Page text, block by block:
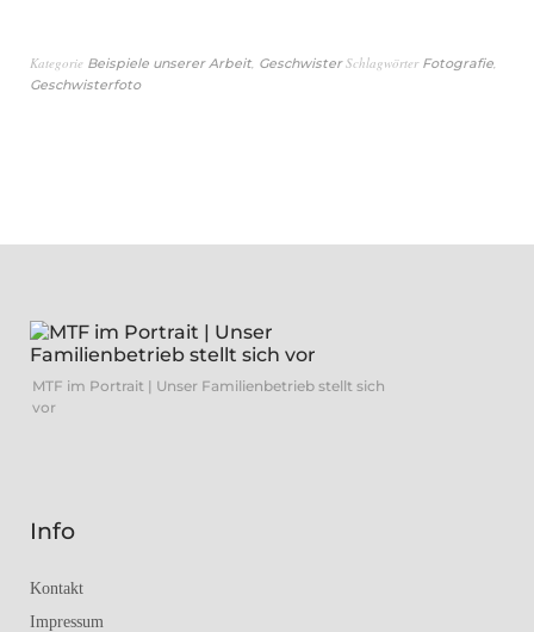
Kategorie Beispiele unserer Arbeit, Geschwister Schlagwörter Fotografie,
Geschwisterfoto
MTF im Portrait | Unser Familienbetrieb stellt sich
vor
Info
Kontakt
Impressum